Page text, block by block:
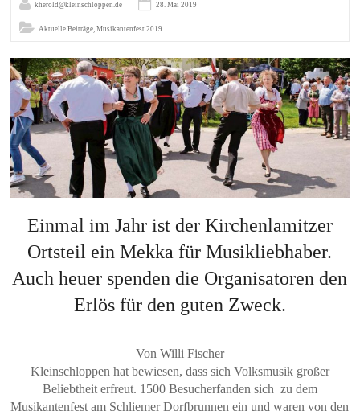
kherold@kleinschloppen.de 28. Mai 2019
Aktuelle Beiträge,Musikantenfest 2019
Einmal im Jahr ist der Kirchenlamitzer
Ortsteil ein Mekka für Musikliebhaber.
Auch heuer spenden die Organisatoren den
Erlös für den guten Zweck.
Von Willi Fischer
Kleinschloppen hat bewiesen, dass sich Volksmusik großer
Beliebtheit erfreut. 1500 Besucherfanden sich zu dem
Musikantenfest am Schliemer Dorfbrunnen ein und waren von den